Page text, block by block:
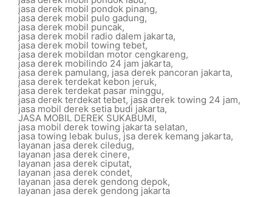
jasa derek mobil pondok pinang,
jasa derek mobil pulo gadung,
jasa derek mobil puncak,
jasa derek mobil radio dalem jakarta,
jasa derek mobil towing tebet,
jasa derek mobildan motor cengkareng,
jasa derek mobilindo 24 jam jakarta,
jasa derek pamulang, jasa derek pancoran jakarta,
jasa derek terdekat kebon jeruk,
jasa derek terdekat pasar minggu,
jasa derek terdekat tebet, jasa derek towing 24 jam,
jasa mobil derek setia budi jakarta,
JASA MOBIL DEREK SUKABUMI,
jasa mobil derek towing jakarta selatan,
jasa towing lebak bulus,jsa derek kemang jakarta,
layanan jasa derek ciledug,
layanan jasa derek cinere,
layanan jasa derek ciputat,
layanan jasa derek condet,
layanan jasa derek gendong depok,
layanan jasa derek gendong jakarta